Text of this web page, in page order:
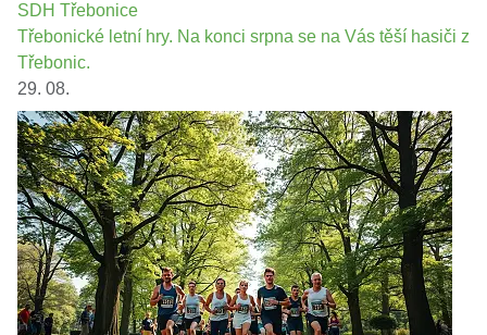
SDH Třebonice
Třebonické letní hry. Na konci srpna se na Vás těší hasiči z
Třebonic.
29. 08.